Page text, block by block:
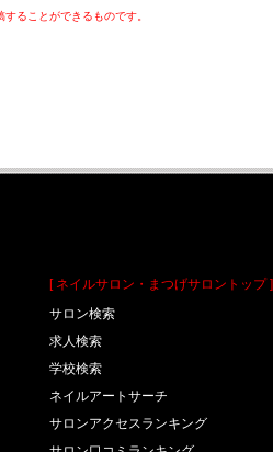
ることができるものです。
[ ネイルサロン・まつげサロントップ ]
サロン検索
求人検索
学校検索
ネイルアートサーチ
サロンアクセスランキング